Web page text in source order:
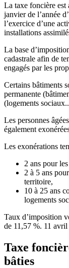
La taxe foncière est
janvier de l’année
l’exercice d’une
installations
La base
cadastrale afin de
engagés par les
Certains bâtiments
permanente
(logements
Les personnes
également
Les exonérations
2 ans pour
2 à 5 ans
territoire,
10 à 25 ans
logements
Taux d’imposition
de 11,57 %. 11
Taxe
bâties